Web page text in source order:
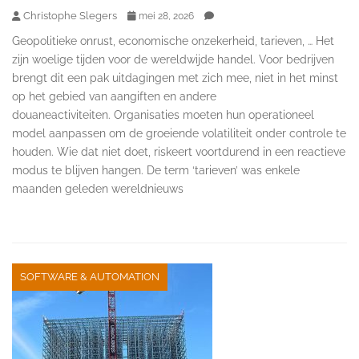
Christophe Slegers mei 28, 2026
Geopolitieke onrust, economische onzekerheid, tarieven, … Het
zijn woelige tijden voor de wereldwijde handel. Voor bedrijven
brengt dit een pak uitdagingen met zich mee, niet in het minst
op het gebied van aangiften en andere
douaneactiviteiten. Organisaties moeten hun operationeel
model aanpassen om de groeiende volatiliteit onder controle te
houden. Wie dat niet doet, riskeert voortdurend in een reactieve
modus te blijven hangen. De term ‘tarieven’ was enkele
maanden geleden wereldnieuws
SOFTWARE & AUTOMATION